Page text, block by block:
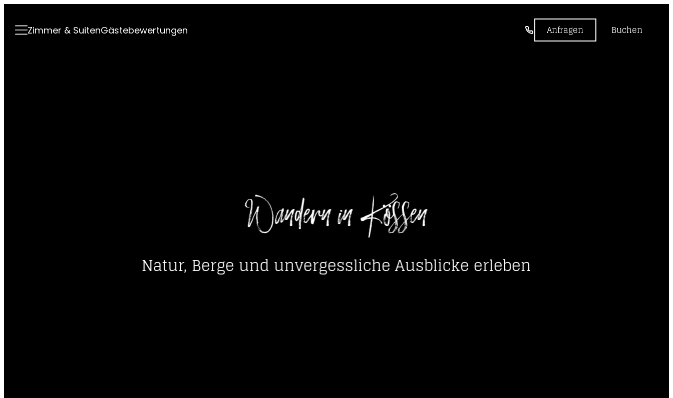
-------------
-------------
Zimmer & SuitenGästebewertungen Anfragen Buchen
Wandern in Kössen
Natur, Berge und unvergessliche Ausblicke erleben